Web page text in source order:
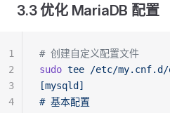
3.3 优化 MariaDB 配置
# 创建自定义配置文件
sudo tee /etc/
[mysqld]
# 基本配置
1
2
3
4